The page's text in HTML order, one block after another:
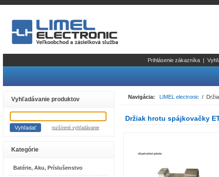
Prihlásenie zákazníka |
Vyhľadávanie produktov
rozšírené vyhľadávanie
Kategórie
Batérie, Aku, Príslušenstvo
Navigácia: LIMEL electronic /
Držiak hrotu spájkovačky